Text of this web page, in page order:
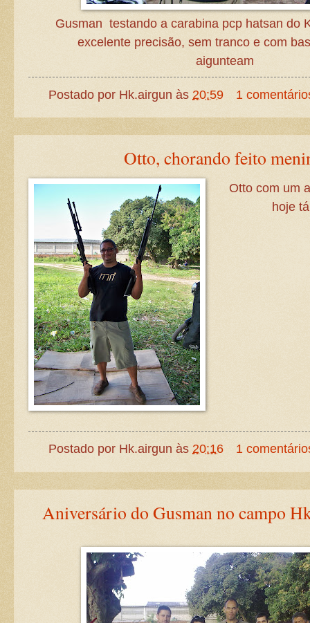
Gusman testando a carabina pcp hatsan do
excelente precisão, sem tranco e com
aigunteam
Postado por Hk.airgun às 20:59 1
Otto, chorando feito
Otto com um
hoje
Postado por Hk.airgun às20:16 1
Aniversário do Gusman no campo